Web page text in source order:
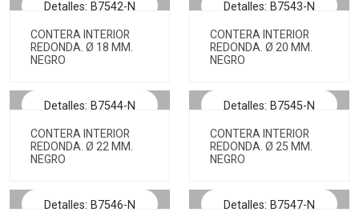
Detalles: B7542-N
CONTERA INTERIOR
REDONDA. Ø 18 MM.
NEGRO
Detalles: B7543-N
CONTERA INTERIOR
REDONDA. Ø 20 MM.
NEGRO
Detalles: B7544-N
CONTERA INTERIOR
REDONDA. Ø 22 MM.
NEGRO
Detalles: B7545-N
CONTERA INTERIOR
REDONDA. Ø 25 MM.
NEGRO
Detalles: B7546-N Detalles: B7547-N